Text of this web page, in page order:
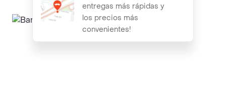
entregas más rápidas y
los precios más
convenientes!